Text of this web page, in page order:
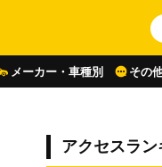
メーカー・車種別 その
アクセスラン